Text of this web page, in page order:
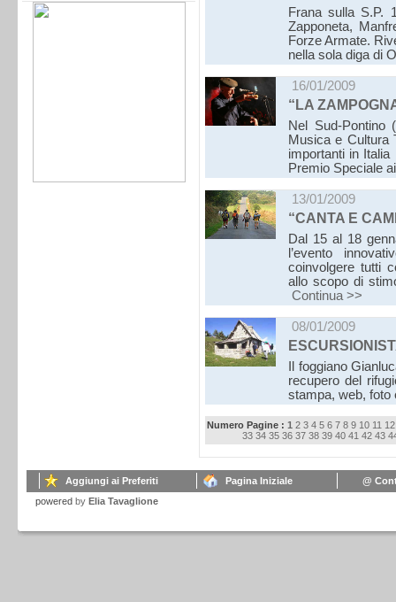
Frana sulla S.P.
Zapponeta,
Forze Armate.
nella sola diga di
16/01/2009
“LA
Nel Sud-Pontino
Musica e Cultura
importanti in
Premio Speciale
13/01/2009
“CANTA E
Dal 15 al 18
l’evento
coinvolgere tutti
allo scopo di
Continua >>
08/01/2009
Il foggiano
recupero del
stampa, web,
Numero Pagine : 1 2 3 4 5 6 7 8 9 10 11 12
33 34 35 36 37 38 39 40 41 42 43
Aggiungi ai Preferiti Pagina Iniziale
@
powered by Elia Tavaglione